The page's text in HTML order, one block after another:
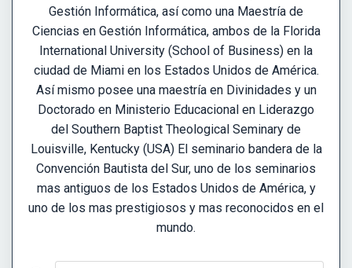
Gestión Informática, así como una Maestría de
Ciencias en Gestión Informática, ambos de la Florida
International University (School of Business) en la
ciudad de Miami en los Estados Unidos de América.
Así mismo posee una maestría en Divinidades y un
Doctorado en Ministerio Educacional en Liderazgo
del Southern Baptist Theological Seminary de
Louisville, Kentucky (USA) El seminario bandera de la
Convención Bautista del Sur, uno de los seminarios
mas antiguos de los Estados Unidos de América, y
uno de los mas prestigiosos y mas reconocidos en el
mundo.